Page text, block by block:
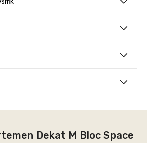
Dekat M Bloc Space